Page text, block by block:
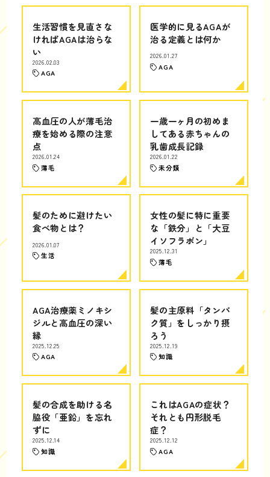
生活習慣を見直さな
ければAGAは治らな
い
2026.02.03
AGA
医学的に見るAGAが
治る定義とは何か
2026.01.27
AGA
高血圧の人が薄毛治
療を始める際の注意
点
2026.01.24
薄毛
一歳一ヶ月の初めま
してある赤ちゃんの
乳歯成長記録
2026.01.22
未分類
髪のために避けたい
食べ物とは？
2026.01.07
生活
女性の髪に特に重要
な「鉄分」と「大豆
イソフラボン」
2025.12.31
薄毛
AGA治療薬ミノキシ
ジルと高血圧の深い
縁
2025.12.25
AGA
髪の主原料「タンパ
ク質」をしっかり摂
ろう
2025.12.19
知識
髪の合成を助ける名
脇役「亜鉛」を忘れ
ずに
2025.12.14
知識
これはAGAの症状？
それとも円形脱毛
症？
2025.12.12
AGA